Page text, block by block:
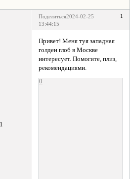
Поделиться 1
2024-02-25
13:44:15
Привет! Меня туя западная
голден глоб в Москве
интересует. Помогите, плиз,
рекомендациями.
0